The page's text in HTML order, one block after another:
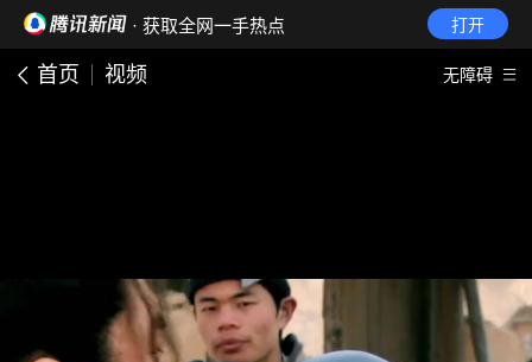
· 获取全网一手热点 打开
首页 视频 无障碍